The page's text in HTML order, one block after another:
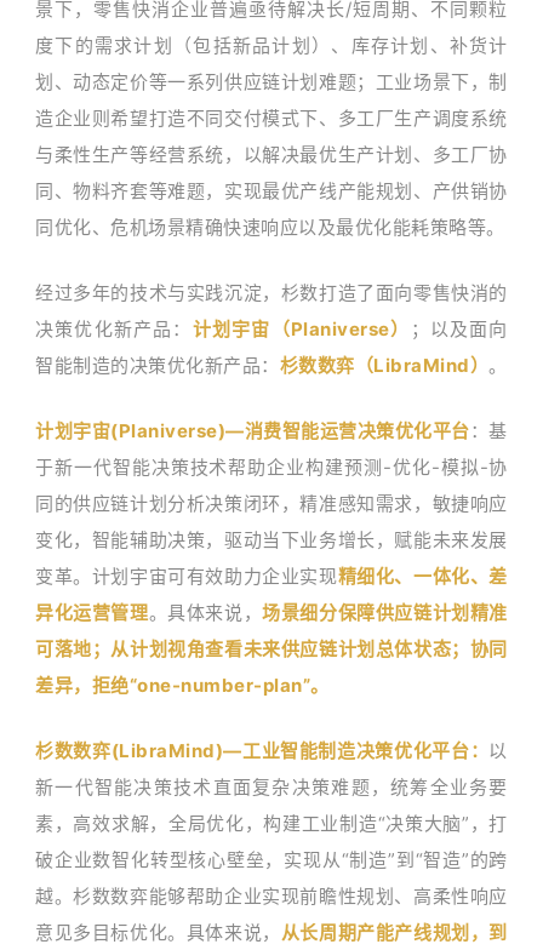
景下，零售快消企业普遍亟待解决长/短周期、不同颗粒
度下的需求计划（包括新品计划）、库存计划、补货计
划、动态定价等一系列供应链计划难题；工业场景下，制
造企业则希望打造不同交付模式下、多工厂生产调度系统
与柔性生产等经营系统，以解决最优生产计划、多工厂协
同、物料齐套等难题，实现最优产线产能规划、产供销协
同优化、危机场景精确快速响应以及最优化能耗策略等。
经过多年的技术与实践沉淀，杉数打造了面向零售快消的
决策优化新产品： 计划宇宙（Planiverse）
；以及面向
智能制造的决策优化新产品： 杉数数弈（LibraMind） 。
计划宇宙(Planiverse)—消费智能运营决策优化平台：基
于新一代智能决策技术帮助企业构建预测-优化-模拟-协
同的供应链计划分析决策闭环，精准感知需求，敏捷响应
变化，智能辅助决策，驱动当下业务增长，赋能未来发展
变革。计划宇宙可有效助力企业实现精细化、一体化、差
异化运营管理。具体来说，场景细分保障供应链计划精准
可落地；从计划视角查看未来供应链计划总体状态；协同
差异，拒绝“one-number-plan”。
杉数数弈(LibraMind)—工业智能制造决策优化平台： 以
新一代智能决策技术直面复杂决策难题，统筹全业务要
素，高效求解，全局优化，构建工业制造“决策大脑”，打
破企业数智化转型核心壁垒，实现从“制造”到“智造”的跨
越。杉数数弈能够帮助企业实现前瞻性规划、高柔性响应
意见多目标优化。具体来说， 从长周期产能产线规划，到